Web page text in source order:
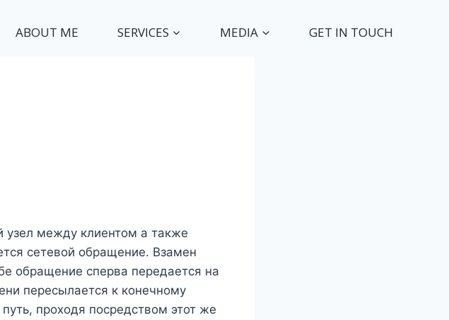
ABOUT ME SERVICES MEDIA GET IN TOUCH
узел между клиентом а также
сетевой обращение. Взамен
обращение сперва передается на
пересылается к конечному
проходя посредством этот же